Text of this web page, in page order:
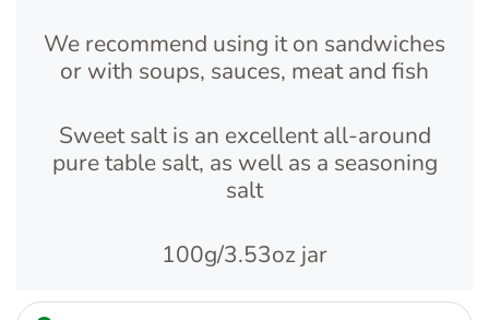
We recommend using it on sandwiches
or with soups, sauces, meat and fish
Sweet salt is an excellent all-around
pure table salt, as well as a seasoning
salt
100g/3.53oz jar